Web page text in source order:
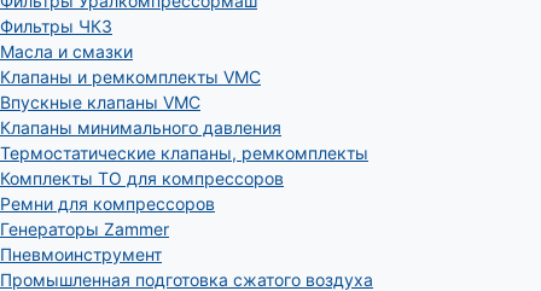
Фильтры ЧКЗ
Масла и смазки
Клапаны и ремкомплекты VMC
Впускные клапаны VMC
Клапаны минимального давления
Термостатические клапаны, ремкомплекты
Комплекты ТО для компрессоров
Ремни для компрессоров
Генераторы Zammer
Пневмоинструмент
Промышленная подготовка сжатого воздуха